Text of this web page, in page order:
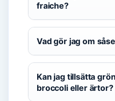
fraiche?
Vad gör jag om
Kan jag tillsätta
broccoli eller ärtor?